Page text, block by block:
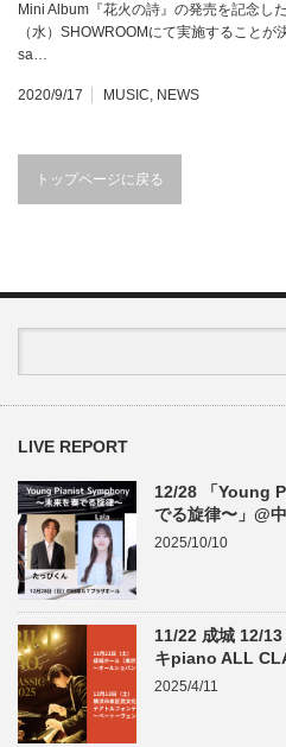
Mini Album『花火の詩』の発売を記念し
（水）SHOWROOMにて実施すること
sa…
2020/9/17 MUSIC, NEWS
トップページに戻る
LIVE REPORT
12/28 「Young
でる旋律〜」@
2025/10/10
11/22 成城 12/
キpiano ALL
2025/4/11